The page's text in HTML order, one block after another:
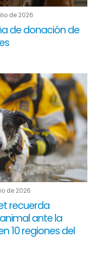
de 2026
de donación de
de 2026
recuerda
ante la
10 regiones del